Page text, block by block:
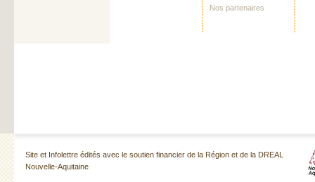
Nos partenaires
Site et Infolettre édités avec le soutien financier de la Région et de la DREAL
Nouvelle-Aquitaine